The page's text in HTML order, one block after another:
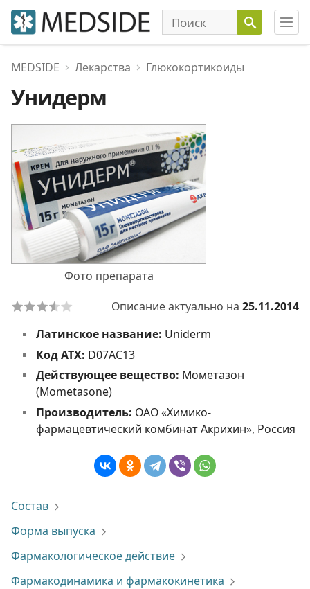
MEDSIDE Лекарства Глюкокортикоиды
Унидерм
Фото препарата
Описание актуально на 25.11.2014
Латинское название: Uniderm
Код АТХ: D07AC13
Действующее вещество: Мометазон
(Mometasone)
Производитель: ОАО «Химико-
фармацевтический комбинат Акрихин», Россия
Состав
Форма выпуска
Фармакологическое действие
Фармакодинамика и фармакокинетика